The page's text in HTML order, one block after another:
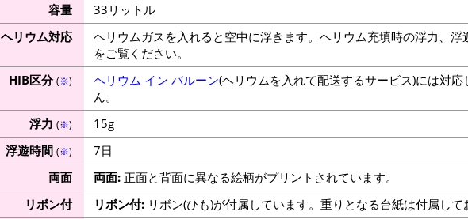
容量
33リットル
ヘリウム対応
ヘリウムガスを入れると空中に浮きます。ヘリウム充填時の浮力、浮
をご覧ください。
HIB区分(※) ヘリウム イン バルーン(ヘリウムを入れて配送するサービス)には対応
ん。
浮力 (※)
15g
浮遊時間 (※)
7日
両面
両面:正面と背面に異なる絵柄がプリントされています。
リボン付
リボン付:リボン(ひも)が付属しています。重りとなる台紙は付属して